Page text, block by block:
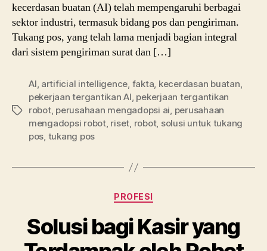
kecerdasan buatan (AI) telah mempengaruhi berbagai
sektor industri, termasuk bidang pos dan pengiriman.
Tukang pos, yang telah lama menjadi bagian integral
dari sistem pengiriman surat dan […]
Tags
AI, artificial intelligence, fakta, kecerdasan buatan,
pekerjaan tergantikan AI, pekerjaan tergantikan
robot, perusahaan mengadopsi ai, perusahaan
mengadopsi robot, riset, robot, solusi untuk tukang
pos, tukang pos
Categories
PROFESI
Solusi bagi Kasir yang